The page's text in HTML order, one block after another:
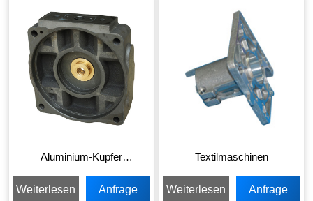
Aluminium-Kupfer
Weiterlesen Anfrage
Textilmaschinen
Weiterlesen Anfrage